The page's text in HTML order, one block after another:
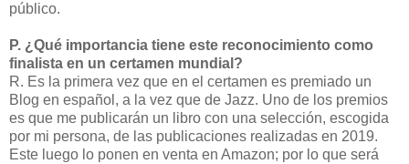
público.
P. ¿Qué importancia tiene este reconocimiento como
finalista en un certamen mundial?
R. Es la primera vez que en el certamen es premiado un
Blog en español, a la vez que de Jazz. Uno de los premios
es que me publicarán un libro con una selección, escogida
por mi persona, de las publicaciones realizadas en 2019.
Este luego lo ponen en venta en Amazon; por lo que será